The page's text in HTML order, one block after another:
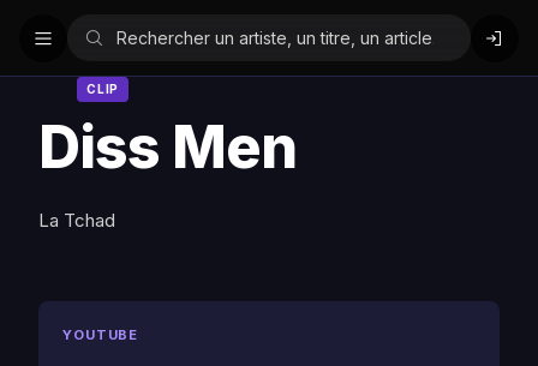
CLIP
Diss Men
La Tchad
YOUTUBE